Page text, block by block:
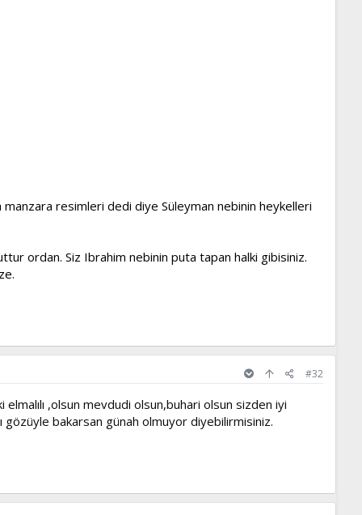
resimleri dedi diye Süleyman nebinin heykelleri
ordan. Siz Ibrahim nebinin puta tapan halki gibisiniz.
#32
,olsun mevdudi olsun,buhari olsun sizden iyi
gözüyle bakarsan günah olmuyor diyebilirmisiniz.